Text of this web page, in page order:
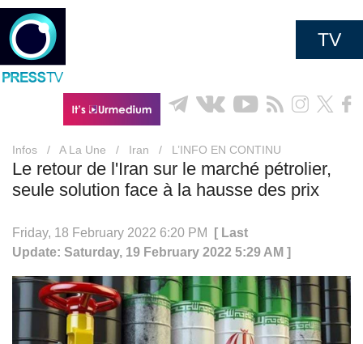
TV
Infos / A La Une / Iran / L’INFO EN CONTINU
Le retour de l'Iran sur le marché pétrolier,
seule solution face à la hausse des prix
Friday, 18 February 2022 6:20 PM
[ Last
Update: Saturday, 19 February 2022 5:29 AM ]